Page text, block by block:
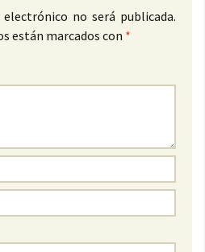
no será publicada.
están marcados con *